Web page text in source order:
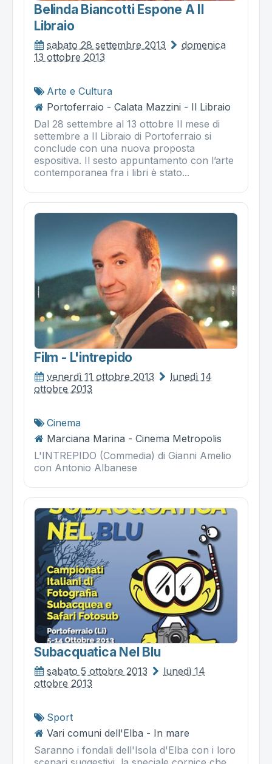
Belinda Biancotti Espone A Il
Libraio
sabato 28 settembre 2013
domenica
13 ottobre 2013
Arte e Cultura
Portoferraio - Calata Mazzini - Il Libraio
Dal 28 settembre al 13 ottobre Il mese di
settembre a Il Libraio di Portoferraio si
conclude con una nuova proposta
espositiva. Il sesto appuntamento con l’arte
contemporanea fra i libri è stato...
Film - L'intrepido
venerdì 11 ottobre 2013
lunedì 14
ottobre 2013
Cinema
Marciana Marina - Cinema Metropolis
L'INTREPIDO (Commedia) di Gianni Amelio
con Antonio Albanese
Subacquatica Nel Blu
sabato 5 ottobre 2013
lunedì 14
ottobre 2013
Sport
Vari comuni dell'Elba - In mare
Saranno i fondali dell'Isola d'Elba con i loro